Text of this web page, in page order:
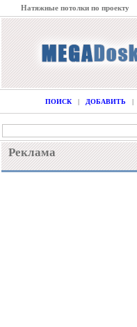
Натяжные потолки по проекту
ПОИСК | ДОБАВИТЬ |
Реклама